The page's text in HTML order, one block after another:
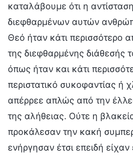
καταλάβουμε ότι η
διεφθαρμένων αυτών
Θεό ήταν κάτι περισσότερο
της διεφθαρμένης διάθεσής
όπως ήταν και κάτι
περιστατικό συκοφαντίας ή
απέρρεε απλώς από την
της αλήθειας. Ούτε η
προκάλεσαν την κακή
ενήργησαν έτσι επειδή